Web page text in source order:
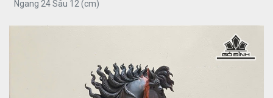
Ngang 24 Sâu 12 (cm)